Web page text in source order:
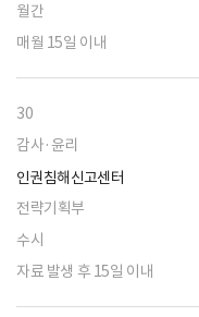
월간
매월 15일 이내
30
감사·윤리
인권침해신고센터
전략기획부
수시
자료 발생 후 15일 이내